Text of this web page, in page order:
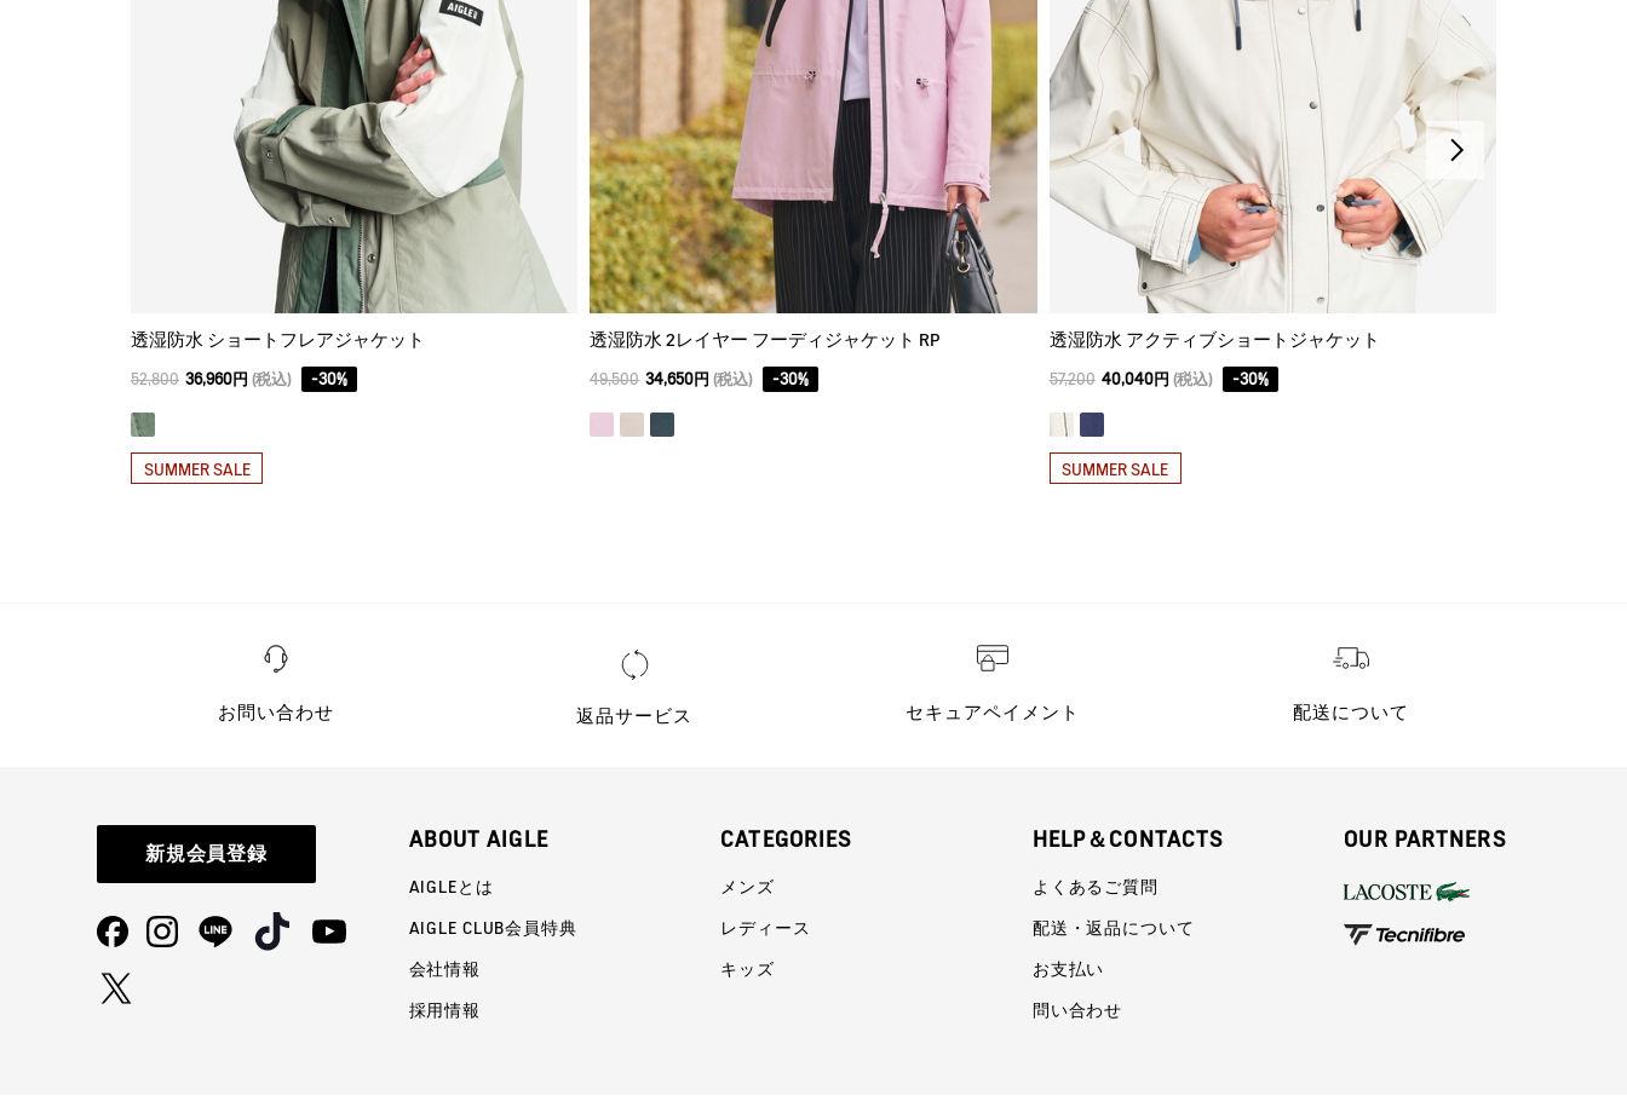
透湿防水 ショートフレアジャケット
52,800 36,960円 (税込) -30%
SUMMER SALE
透湿防水 2レイヤー フーディジャケット RP
49,500 34,650円 (税込) -30%
透湿防水 アクティブショートジャケット
57,200 40,040円 (税込) -30%
SUMMER SALE
お問い合わせ 返品サービス セキュアペイメント 配送について
新規会員登録
ABOUT AIGLE
AIGLEとは
AIGLE CLUB会員特典
会社情報
採用情報
CATEGORIES
メンズ
レディース
キッズ
HELP＆CONTACTS
よくあるご質問
配送・返品について
お支払い
問い合わせ
OUR PARTNERS